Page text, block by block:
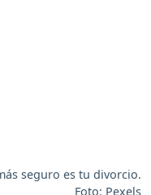
seguro es tu divorcio.
Foto: Pexels